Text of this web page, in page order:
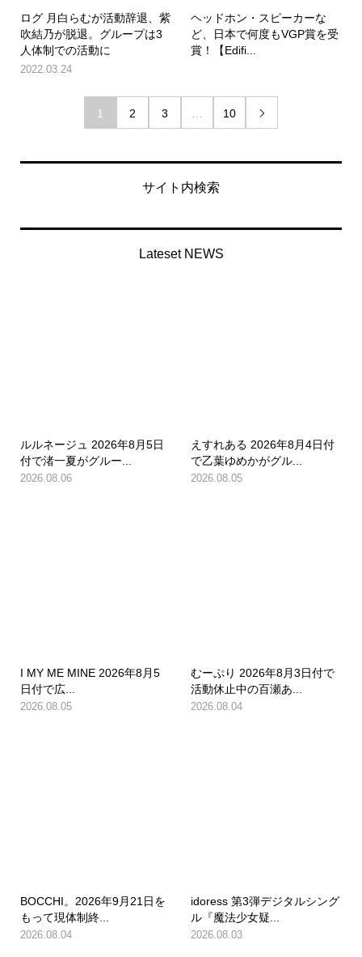
ログ 月白らむが活動辞退、紫
吹結乃が脱退。グループは3
人体制での活動に
2022.03.24
ヘッドホン・スピーカーな
ど、日本で何度もVGP賞を受
賞！【Edifi...
1 2 3 10 
サイト内検索
Lateset NEWS
ルルネージュ 2026年8月5日
付で渚一夏がグルー...
2026.08.06
えすれある 2026年8月4日付
で乙葉ゆめかがグル...
2026.08.05
I MY ME MINE 2026年8月5
日付で広...
2026.08.05
むーぷり 2026年8月3日付で
活動休止中の百瀬あ...
2026.08.04
BOCCHI。2026年9月21日を
もって現体制終...
2026.08.04
idoress 第3弾デジタルシング
ル『魔法少女疑...
2026.08.03